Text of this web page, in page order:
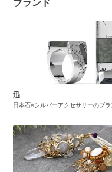
ブランド
迅
日本石×シルバーアクセサリーのブラ